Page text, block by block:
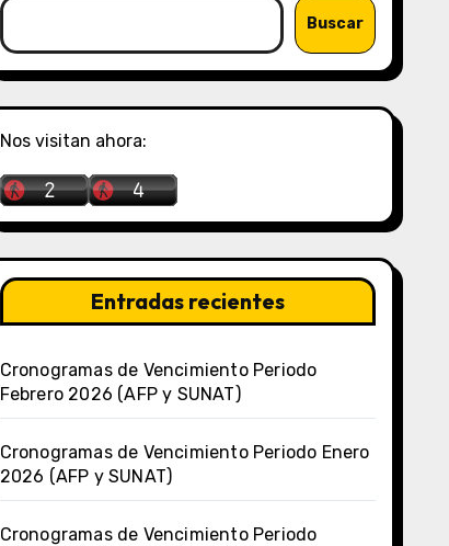
Buscar
Nos visitan ahora:
Entradas recientes
Cronogramas de Vencimiento Periodo
Febrero 2026 (AFP y SUNAT)
Cronogramas de Vencimiento Periodo Enero
2026 (AFP y SUNAT)
Cronogramas de Vencimiento Periodo